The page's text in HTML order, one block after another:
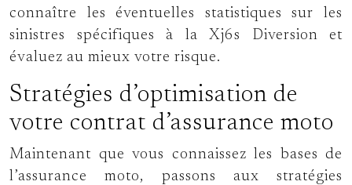
connaître les éventuelles statistiques sur les
sinistres spécifiques à la Xj6s Diversion et
évaluez au mieux votre risque.
Stratégies d’optimisation de
votre contrat d’assurance moto
Maintenant que vous connaissez les bases de
l’assurance moto, passons aux stratégies